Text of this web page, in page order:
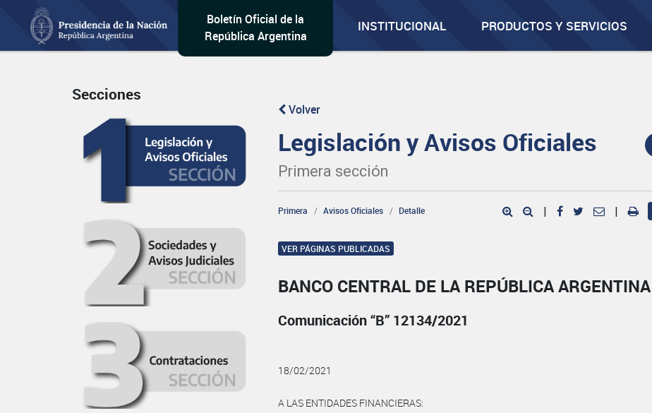
Boletín Oficial de la
República Argentina
INSTITUCIONAL PRODUCTOS Y SERVICIOS
Secciones
Volver
Legislación y Avisos Oficiales
Primera sección
Primera Avisos Oficiales Detalle | |
VER PÁGINAS PUBLICADAS
BANCO CENTRAL DE LA REPÚBLICA ARGENTINA
Comunicación “B” 12134/2021
18/02/2021
A LAS ENTIDADES FINANCIERAS: